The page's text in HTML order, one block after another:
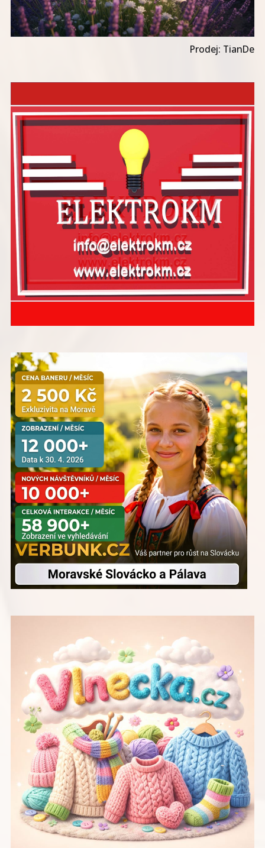
Prodej: TianDe